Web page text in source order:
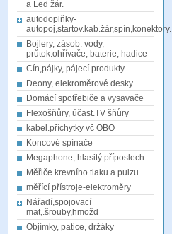
a Led žár.
autodoplňky-
autopoj,startov.kab.žár,spín,konektory.
Bojlery, zásob. vody,
průtok.ohřívače, baterie, hadice
Cín,pájky, pájecí produkty
Deony, elekroměrové desky
Domácí spotřebiče a vysavače
Flexošňůry, účast.TV šňůry
kabel.příchytky vč OBO
Koncové spínače
Megaphone, hlasitý příposlech
Měřiče krevního tlaku a pulzu
měřící přístroje-elektroměry
Nářadí,spojovací
mat,.šrouby,hmožd
Objímky, patice, držáky